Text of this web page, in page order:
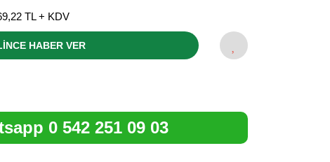
TL + KDV
HABER VER
0 542 251 09 03